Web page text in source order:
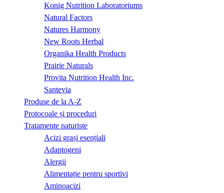
Konig Nutrition Laboratoriums
Natural Factors
Natures Harmony
New Roots Herbal
Organika Health Products
Prairie Naturals
Provita Nutrition Health Inc.
Santevia
Produse de la A-Z
Protocoale și proceduri
Tratamente naturiste
Acizi grași esențiali
Adaptogeni
Alergii
Alimentație pentru sportivi
Aminoacizi